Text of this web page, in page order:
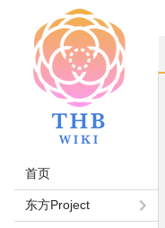
首页
东方Project